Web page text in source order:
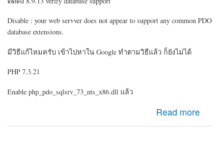
Disable : your web servver does not appear to support any common PDO
database extensions.
มีวิธีแก้ไหมครับ เข้าไปหาใน Google ทำตามวิธีแล้ว ก็ยังไม่ได้
PHP 7.3.21
Enable php_pdo_sqlsrv_73_nts_x86.dll แล้ว
Read more